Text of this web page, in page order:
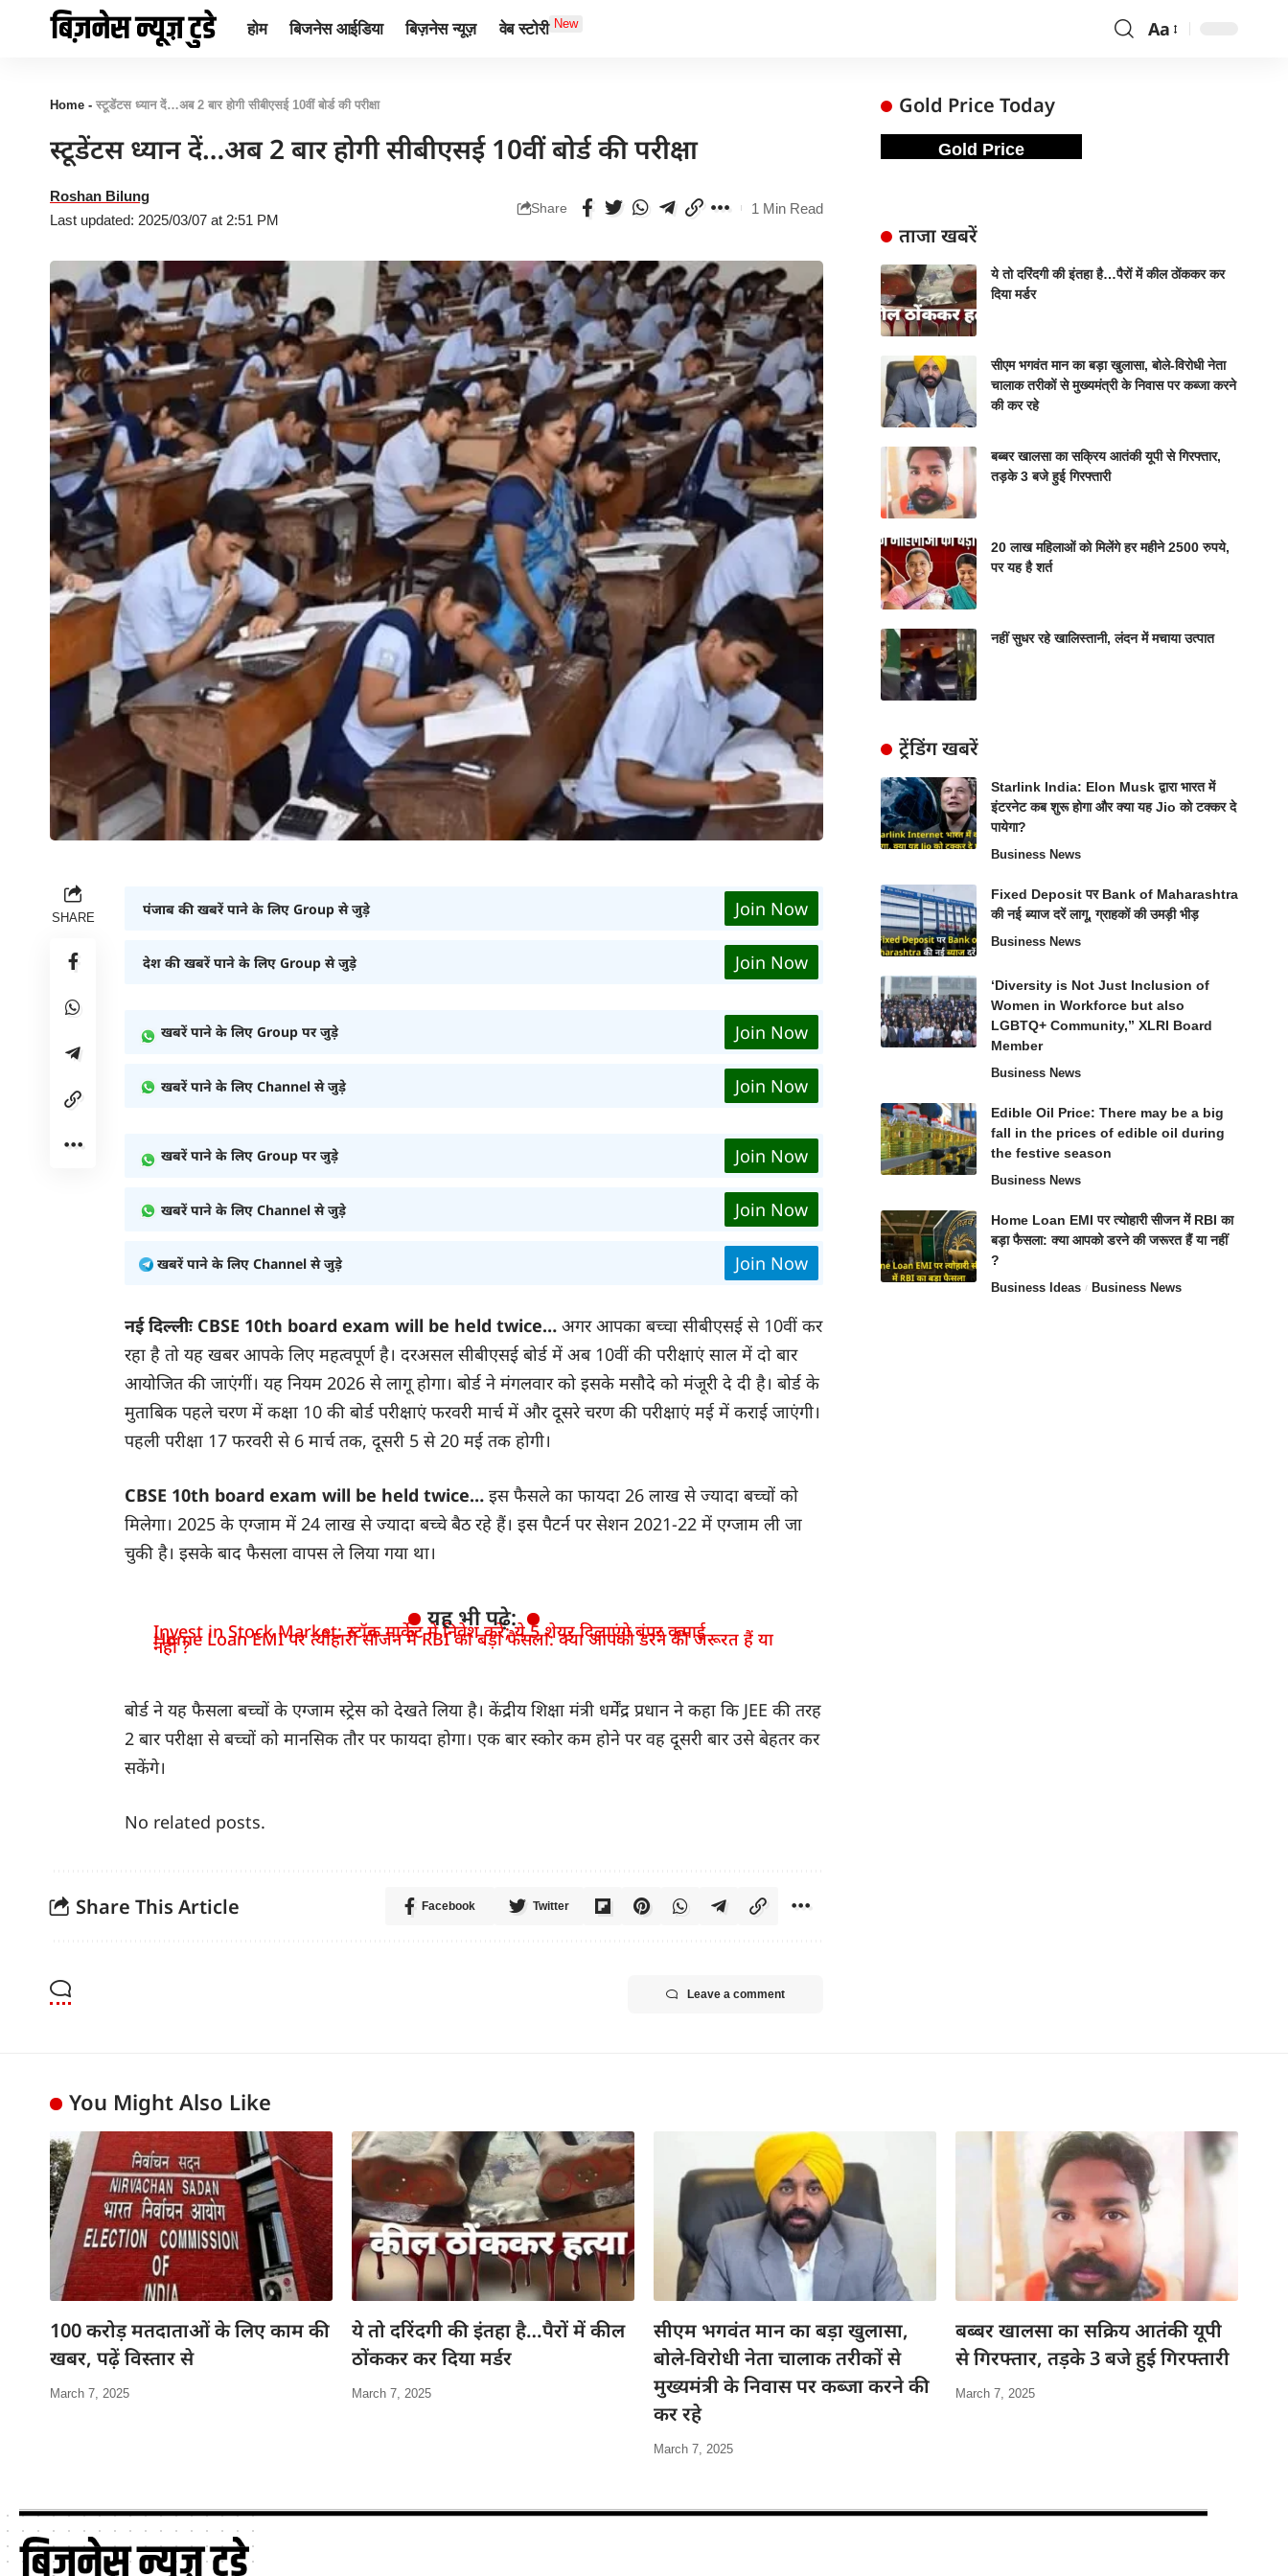
होम बिजनेस आईडिया बिज़नेस न्यूज़ वेब स्टोरी New Aa
Home - स्टूडेंटस ध्यान दें…अब 2 बार होगी सीबीएसई 10वीं बोर्ड की परीक्षा
स्टूडेंटस ध्यान दें…अब 2 बार होगी सीबीएसई 10वीं बोर्ड की परीक्षा
Last updated: 2025/03/07 at 2:51 PM
Roshan Bilung
Share 1 Min Read
SHARE पंजाब की खबरें पाने के लिए Group से जुड़े Join Now
देश की खबरें पाने के लिए Group से जुड़े Join Now
खबरें पाने के लिए Group पर जुड़े Join Now
खबरें पाने के लिए Channel से जुड़े Join Now
खबरें पाने के लिए Group पर जुड़े Join Now
खबरें पाने के लिए Channel से जुड़े Join Now
खबरें पाने के लिए Channel से जुड़े Join Now
नई दिल्लीः CBSE 10th board exam will be held twice… अगर आपका बच्चा सीबीएसई से 10वीं कर
रहा है तो यह खबर आपके लिए महत्वपूर्ण है। दरअसल सीबीएसई बोर्ड में अब 10वीं की परीक्षाएं साल में दो बार
आयोजित की जाएंगीं। यह नियम 2026 से लागू होगा। बोर्ड ने मंगलवार को इसके मसौदे को मंजूरी दे दी है। बोर्ड के
मुताबिक पहले चरण में कक्षा 10 की बोर्ड परीक्षाएं फरवरी मार्च में और दूसरे चरण की परीक्षाएं मई में कराई जाएंगी।
पहली परीक्षा 17 फरवरी से 6 मार्च तक, दूसरी 5 से 20 मई तक होगी।
CBSE 10th board exam will be held twice… इस फैसले का फायदा 26 लाख से ज्यादा बच्चों को
मिलेगा। 2025 के एग्जाम में 24 लाख से ज्यादा बच्चे बैठ रहे हैं। इस पैटर्न पर सेशन 2021-22 में एग्जाम ली जा
चुकी है। इसके बाद फैसला वापस ले लिया गया था।
यह भी पढ़े:
Invest in Stock Market: स्टॉक मार्केट में निवेश करें; ये 5 शेयर दिलाएंगे बंपर कमाई
Home Loan EMI पर त्योहारी सीजन में RBI का बड़ा फैसला: क्या आपको डरने की जरूरत हैं या
नहीं ?
बोर्ड ने यह फैसला बच्चों के एग्जाम स्ट्रेस को देखते लिया है। केंद्रीय शिक्षा मंत्री धर्मेंद्र प्रधान ने कहा कि JEE की तरह
2 बार परीक्षा से बच्चों को मानसिक तौर पर फायदा होगा। एक बार स्कोर कम होने पर वह दूसरी बार उसे बेहतर कर
सकेंगे।
No related posts.
Share This Article Facebook Twitter
Leave a comment
Gold Price Today
Gold Price
ताजा खबरें
ये तो दरिंदगी की इंतहा है…पैरों में कील ठोंककर कर
दिया मर्डर
सीएम भगवंत मान का बड़ा खुलासा, बोले-विरोधी नेता
चालाक तरीकों से मुख्यमंत्री के निवास पर कब्जा करने
की कर रहे
बब्बर खालसा का सक्रिय आतंकी यूपी से गिरफ्तार,
तड़के 3 बजे हुई गिरफ्तारी
20 लाख महिलाओं को मिलेंगे हर महीने 2500 रुपये,
पर यह है शर्त
नहीं सुधर रहे खालिस्तानी, लंदन में मचाया उत्पात
ट्रेंडिंग खबरें
Starlink India: Elon Musk द्वारा भारत में
इंटरनेट कब शुरू होगा और क्या यह Jio को टक्कर दे
पायेगा?
Business News
Fixed Deposit पर Bank of Maharashtra
की नई ब्याज दरें लागू, ग्राहकों की उमड़ी भीड़
Business News
‘Diversity is Not Just Inclusion of
Women in Workforce but also
LGBTQ+ Community,” XLRI Board
Member
Business News
Edible Oil Price: There may be a big
fall in the prices of edible oil during
the festive season
Business News
Home Loan EMI पर त्योहारी सीजन में RBI का
बड़ा फैसला: क्या आपको डरने की जरूरत हैं या नहीं
?
Business Ideas Business News
You Might Also Like
100 करोड़ मतदाताओं के लिए काम की
खबर, पढ़ें विस्तार से
March 7, 2025
ये तो दरिंदगी की इंतहा है…पैरों में कील
ठोंककर कर दिया मर्डर
March 7, 2025
सीएम भगवंत मान का बड़ा खुलासा,
बोले-विरोधी नेता चालाक तरीकों से
मुख्यमंत्री के निवास पर कब्जा करने की
कर रहे
March 7, 2025
बब्बर खालसा का सक्रिय आतंकी यूपी
से गिरफ्तार, तड़के 3 बजे हुई गिरफ्तारी
March 7, 2025